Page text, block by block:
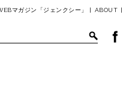
マガジン「ジェンクシー」 | ABOUT |